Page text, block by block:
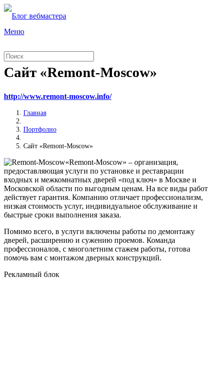
Меню
Сайт «Remont-Moscow»
http://www.remont-moscow.info/
Главная
Портфолио
Сайт «Remont-Moscow»
«Remont-Moscow» – организация,
предоставляющая услуги по установке и реставрации
входных и межкомнатных дверей «под ключ» в Москве и
Московской области по выгодным ценам. На все виды работ
действует гарантия. Компанию отличает профессионализм,
низкая стоимость услуг, индивидуальное обслуживание и
быстрые сроки выполнения заказа.
Помимо всего, в услуги включены работы по демонтажу
дверей, расширению и сужению проемов. Команда
профессионалов, с многолетним стажем работы, готова
помочь вам с монтажом дверных конструкций.
Рекламный блок